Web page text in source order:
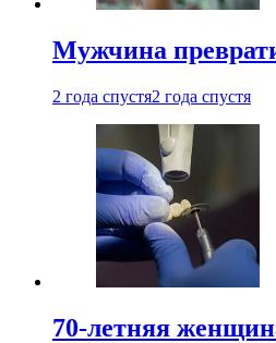
Мужчина
2 года спустя2 года спустя
70-летняя